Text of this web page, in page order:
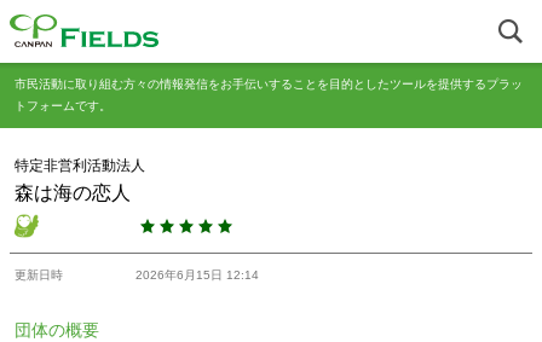
市民活動に取り組む方々の情報発信をお手伝いすることを目的としたツールを提供するプラッ
トフォームです。
特定非営利活動法人
森は海の恋人
更新日時 2026年6月15日 12:14
団体の概要